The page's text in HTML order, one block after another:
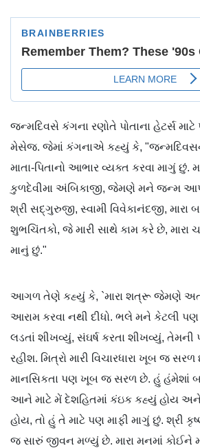
જન્મદિવસે કંગના રણોતે પોતાના હેટર્સ
મેસેજ. જેમાં કંગનાએ કહ્યું કે,
માતા-પિતાનો આભાર વ્યક્ત કરવા માગું છું.
કુળદેવીમા અંબિકાજી, જેમણે મને જન્મ
શ્રી સદ્ગુરુજી, સ્વામી વિવેકાનંદજી, મારા
શુભચિંતકો, જે મારી સાથે કામ કરે છે, મારા
માનું છું."
આગળ તેણે કહ્યું કે, `મારા શત્રૂ જેમણે
આરામ કરવા નથી દીધો. ભલે મને કેટલી
લડતાં શીખવ્યું, સંઘર્ષ કરતા શીખવ્યું,
રહીશ. મિત્રો મારી વિચારધારા ખૂબ જ
માનસિકતા પણ ખૂબ જ સરળ છે. હું હંમેશાં
આને માટે મેં દેશહિતમાં કંઇક કહ્યું હોય
હોય, તો હું તે માટે પણ માફી માગું છું. શ્રી
જ સારું જીવન મળ્યું છે. મારા મનમાં કોઈને